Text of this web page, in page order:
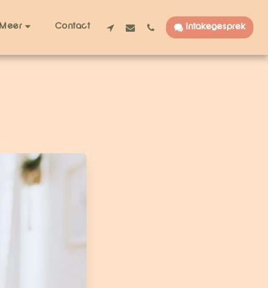
Meer Contact Intakegesprek